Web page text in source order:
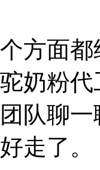
方面
奶粉
队聊
走了。